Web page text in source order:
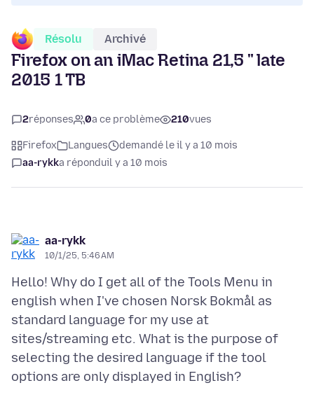
Résolu Archivé
Firefox on an iMac Retina 21,5 " late
2015 1 TB
2réponses 0a ce problème 210vues
Firefox Langues
demandé le il y a 10 mois
aa-rykka réponduil y a 10 mois
aa-rykk
10/1/25, 5:46 AM
Hello! Why do I get all of the Tools Menu in
english when I've chosen Norsk Bokmål as
standard language for my use at
sites/streaming etc. What is the purpose of
selecting the desired language if the tool